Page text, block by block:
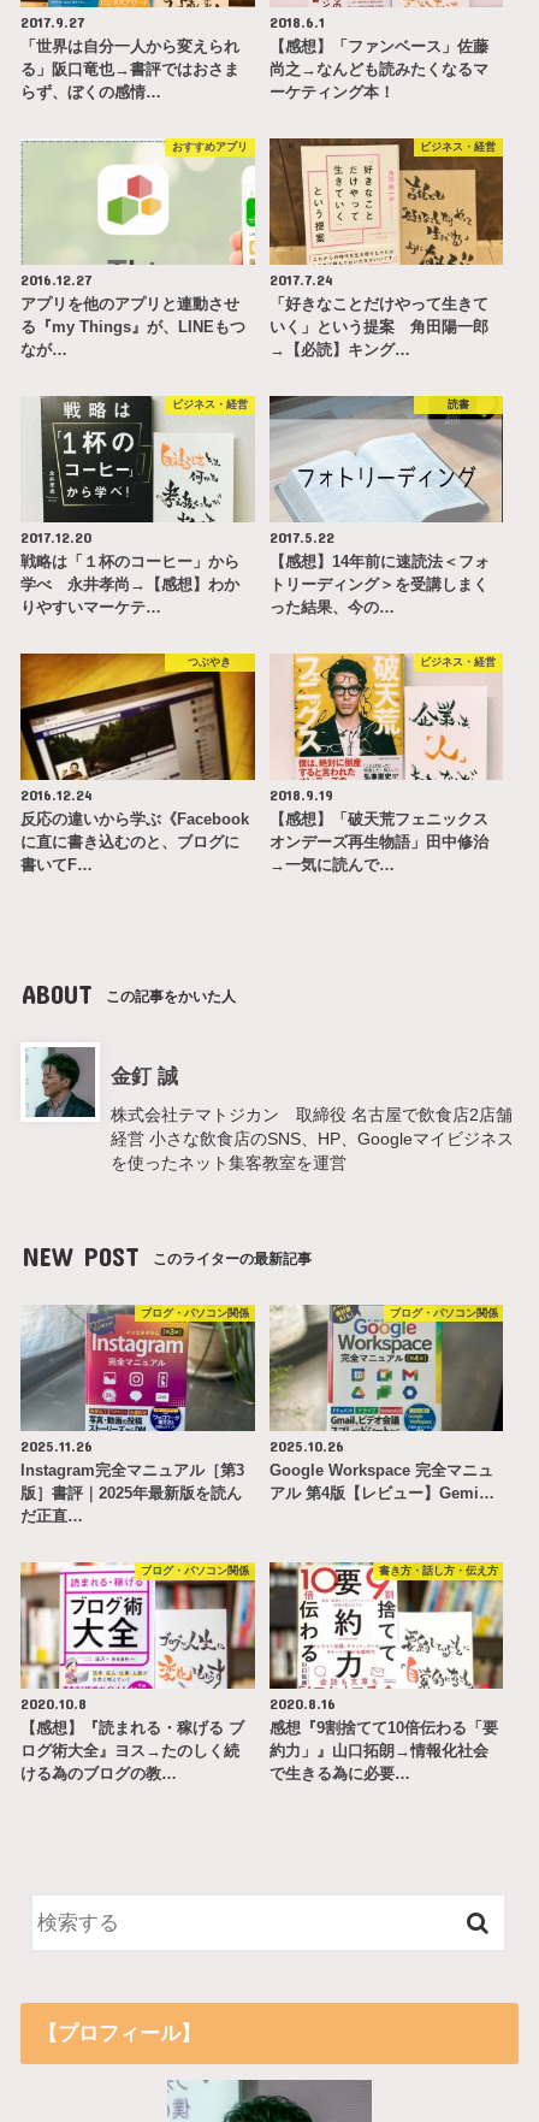
2017.9.27
「世界は自分一人から変えられ
る」阪口竜也→書評ではおさま
らず、ぼくの感情…
2018.6.1
【感想】「ファンベース」佐藤
尚之→なんども読みたくなるマ
ーケティング本！
おすすめアプリ
2016.12.27
アプリを他のアプリと連動させ
る『my Things』が、LINEもつ
なが…
ビジネス・経営
2017.7.24
「好きなことだけやって生きて
いく」という提案 角田陽一郎
→【必読】キング…
ビジネス・経営
2017.12.20
戦略は「１杯のコーヒー」から
学べ 永井孝尚→【感想】わか
りやすいマーケテ…
読書
2017.5.22
【感想】14年前に速読法＜フォ
トリーディング＞を受講しまく
った結果、今の…
つぶやき
2016.12.24
反応の違いから学ぶ《Facebook
に直に書き込むのと、ブログに
書いてF…
ビジネス・経営
2018.9.19
【感想】「破天荒フェニックス
オンデーズ再生物語」田中修治
→一気に読んで…
ABOUT この記事をかいた人
金釘 誠
株式会社テマトジカン 取締役 名古屋で飲食店2店舗
経営 小さな飲食店のSNS、HP、Googleマイビジネス
を使ったネット集客教室を運営
NEW POST このライターの最新記事
ブログ・パソコン関係
2025.11.26
Instagram完全マニュアル［第3
版］書評｜2025年最新版を読ん
だ正直…
ブログ・パソコン関係
2025.10.26
Google Workspace 完全マニュ
アル 第4版【レビュー】Gemi…
ブログ・パソコン関係
2020.10.8
【感想】『読まれる・稼げる ブ
ログ術大全』ヨス→たのしく続
ける為のブログの教…
書き方・話し方・伝え方
2020.8.16
感想『9割捨てて10倍伝わる「要
約力」』山口拓朗→情報化社会
で生きる為に必要…
【プロフィール】